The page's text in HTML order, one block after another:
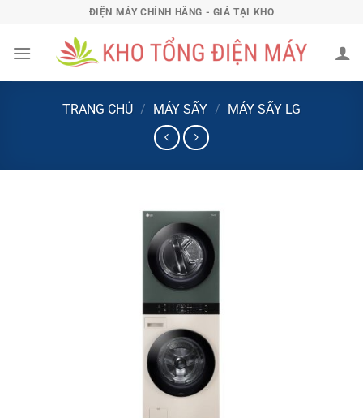
nội
ĐIỆN MÁY CHÍNH HÃNG - GIÁ TẠI KHO
TRANG CHỦ / MÁY SẤY / MÁY SẤY LG